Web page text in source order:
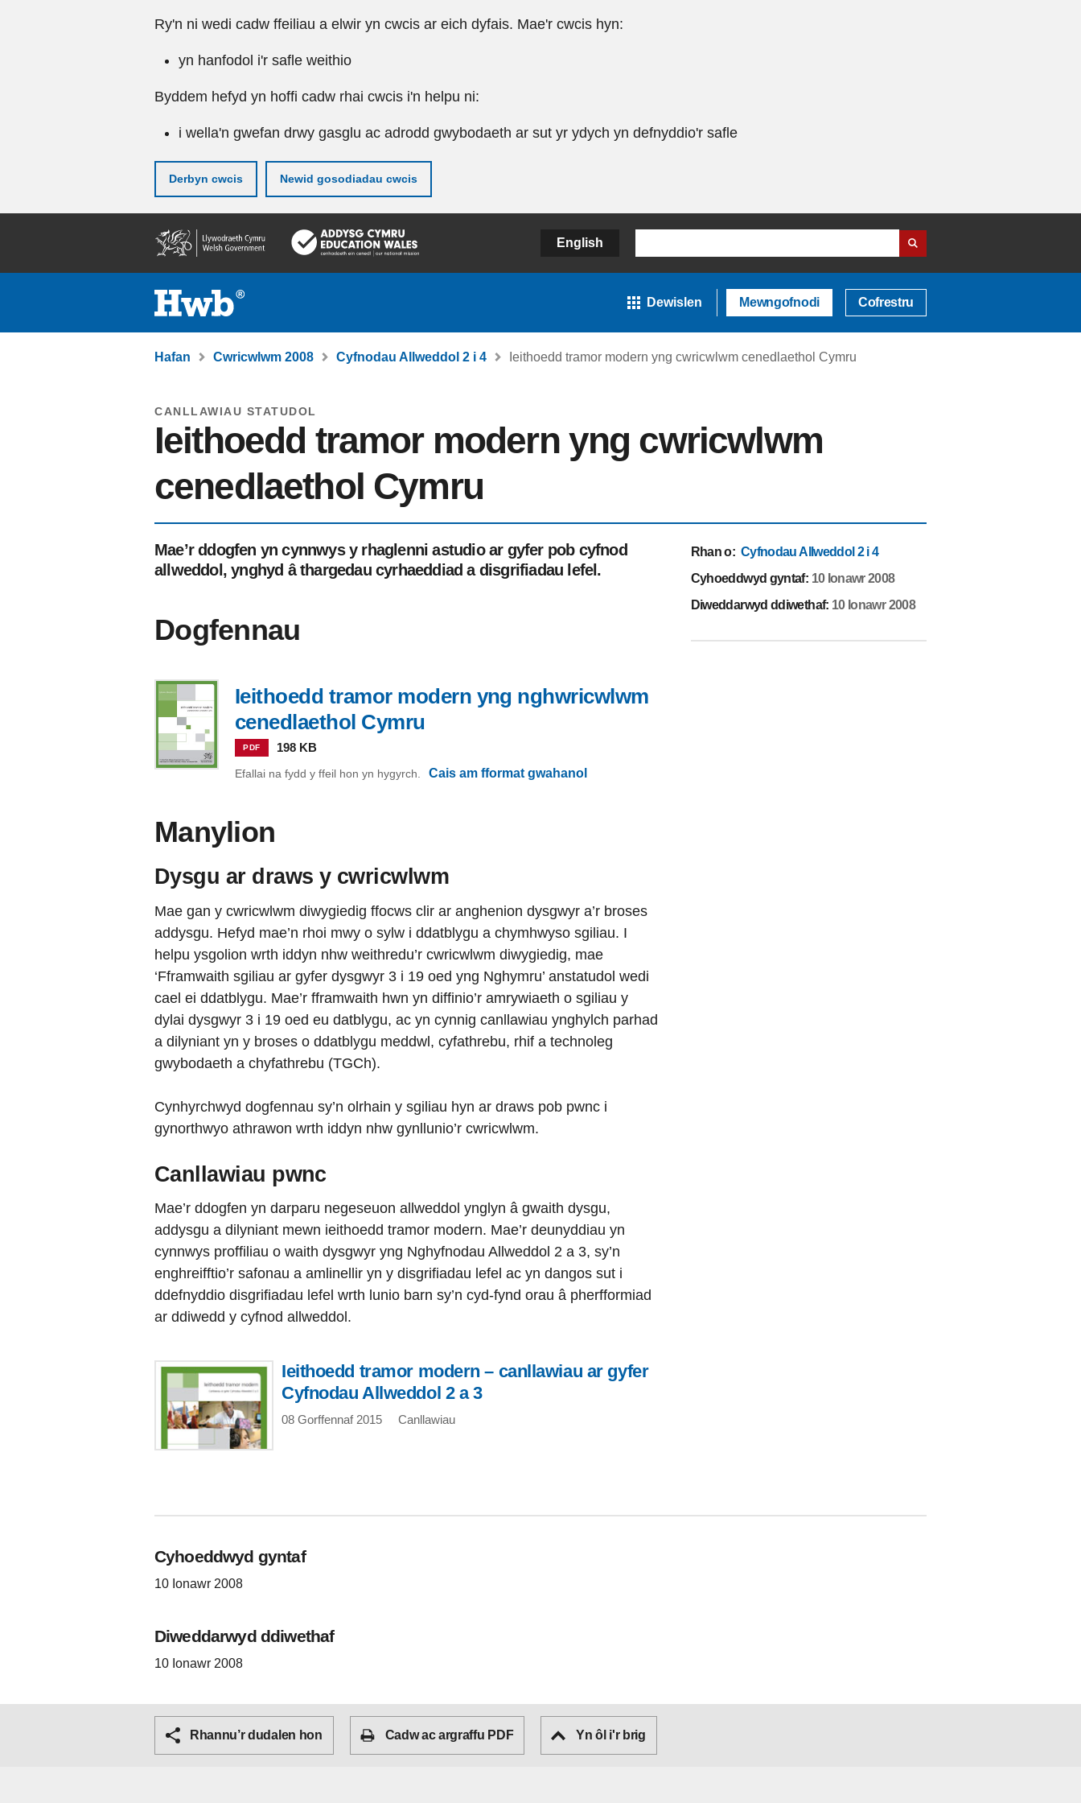
Ry'n ni wedi cadw ffeiliau a elwir yn cwcis ar eich dyfais. Mae'r cwcis hyn:
yn hanfodol i'r safle weithio
Byddem hefyd yn hoffi cadw rhai cwcis i'n helpu ni:
i wella'n gwefan drwy gasglu ac adrodd gwybodaeth ar sut yr ydych yn defnyddio'r safle
Derbyn cwcis Newid gosodiadau cwcis
gynnwy
English
Dewislen Mewngofnodi Cofrestru
Hafan Cwricwlwm 2008 Cyfnodau Allweddol 2 i 4 Ieithoedd tramor modern yng cwricwlwm cenedlaethol Cymru
CANLLAWIAU STATUDOL
Ieithoedd tramor modern yng cwricwlwm
cenedlaethol Cymru
Mae’r ddogfen yn cynnwys y rhaglenni astudio ar gyfer pob cyfnod
allweddol, ynghyd â thargedau cyrhaeddiad a disgrifiadau lefel.
Dogfennau
Ieithoedd tramor modern yng nghwricwlwm
cenedlaethol Cymru
PDF 198 KB
Efallai na fydd y ffeil hon yn hygyrch. Cais am fformat gwahanol
Manylion
Dysgu ar draws y cwricwlwm
Mae gan y cwricwlwm diwygiedig ffocws clir ar anghenion dysgwyr a’r broses
addysgu. Hefyd mae’n rhoi mwy o sylw i ddatblygu a chymhwyso sgiliau. I
helpu ysgolion wrth iddyn nhw weithredu’r cwricwlwm diwygiedig, mae
‘Fframwaith sgiliau ar gyfer dysgwyr 3 i 19 oed yng Nghymru’ anstatudol wedi
cael ei ddatblygu. Mae’r fframwaith hwn yn diffinio’r amrywiaeth o sgiliau y
dylai dysgwyr 3 i 19 oed eu datblygu, ac yn cynnig canllawiau ynghylch parhad
a dilyniant yn y broses o ddatblygu meddwl, cyfathrebu, rhif a technoleg
gwybodaeth a chyfathrebu (TGCh).
Cynhyrchwyd dogfennau sy’n olrhain y sgiliau hyn ar draws pob pwnc i
gynorthwyo athrawon wrth iddyn nhw gynllunio’r cwricwlwm.
Canllawiau pwnc
Mae’r ddogfen yn darparu negeseuon allweddol ynglyn â gwaith dysgu,
addysgu a dilyniant mewn ieithoedd tramor modern. Mae’r deunyddiau yn
cynnwys proffiliau o waith dysgwyr yng Nghyfnodau Allweddol 2 a 3, sy’n
enghreifftio’r safonau a amlinellir yn y disgrifiadau lefel ac yn dangos sut i
ddefnyddio disgrifiadau lefel wrth lunio barn sy’n cyd-fynd orau â pherfformiad
ar ddiwedd y cyfnod allweddol.
Ieithoedd tramor modern – canllawiau ar gyfer
Cyfnodau Allweddol 2 a 3
08 Gorffennaf 2015 Canllawiau
Rhan o: Cyfnodau Allweddol 2 i 4
Cyhoeddwyd gyntaf: 10 Ionawr 2008
Diweddarwyd ddiwethaf: 10 Ionawr 2008
Cyhoeddwyd gyntaf
10 Ionawr 2008
Diweddarwyd ddiwethaf
10 Ionawr 2008
Rhannu’r dudalen hon Cadw ac argraffu PDF Yn ôl i'r brig